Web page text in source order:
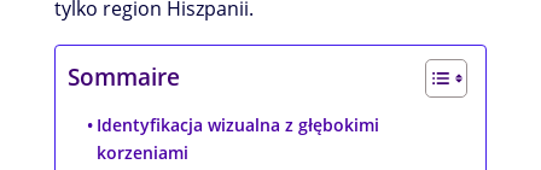
tylko region Hiszpanii.
Sommaire
Identyfikacja wizualna z głębokimi
korzeniami